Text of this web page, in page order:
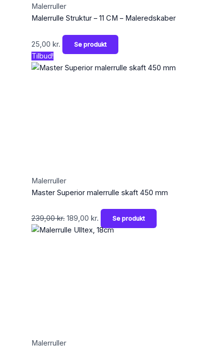
Malerruller
Malerrulle Struktur – 11 CM – Maleredskaber
25,00 kr. Se produkt
Tilbud!
Malerruller
Master Superior malerrulle skaft 450 mm
239,00kr. 189,00 kr. Se produkt
Malerruller